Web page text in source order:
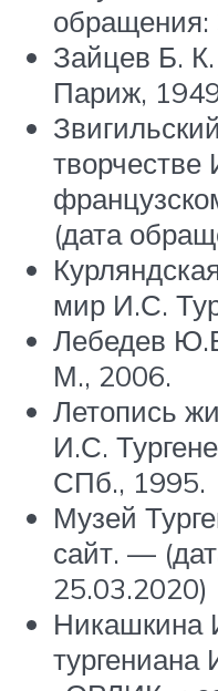
обращения:
Зайцев Б.
Париж,
творчестве
(дата
мир И.С.
Лебедев
М., 2006.
Летопись
И.С.
СПб., 1995.
Музей
сайт. —
25.03.2020)
Никашкина
тургениана